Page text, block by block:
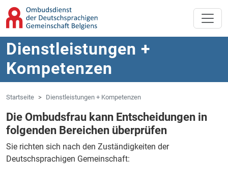
Zum Hauptinhalt springen
Dienstleistungen +
Kompetenzen
Startseite Dienstleistungen + Kompetenzen
Die Ombudsfrau kann Entscheidungen in
folgenden Bereichen überprüfen
Sie richten sich nach den Zuständigkeiten der
Deutschsprachigen Gemeinschaft: